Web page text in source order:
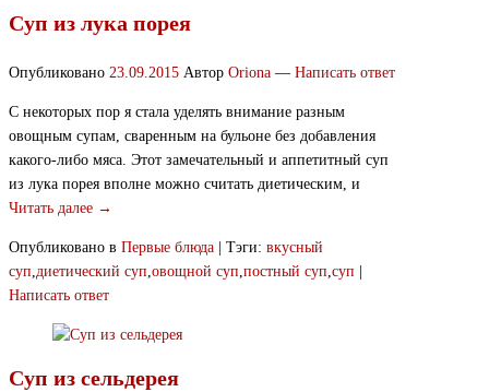
Суп из лука порея
Опубликовано 23.09.2015 Автор Oriona — Написать ответ
С некоторых пор я стала уделять внимание разным
овощным супам, сваренным на бульоне без добавления
какого-либо мяса. Этот замечательный и аппетитный суп
из лука порея вполне можно считать диетическим, и
Читать далее →
Опубликовано в Первые блюда | Тэги: вкусный
суп диетический суп овощной суп постный суп суп |
Написать ответ
Суп из сельдерея